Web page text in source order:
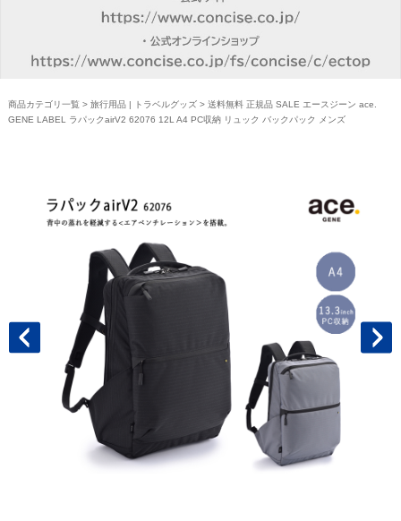
商品カテゴリ一覧 > 旅行用品 | トラベルグッズ> 送料無料 正規品 SALE エースジーン ace.
GENE LABEL ラパックairV2 62076 12L A4 PC収納 リュック バックパック メンズ